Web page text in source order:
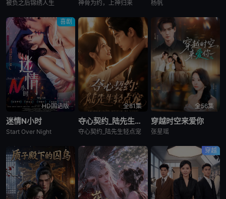
被负之后锦绣人生 神骨为约，上神归来 杨帆
喜剧
HD国语版
迷情N小时
Start Over Night
全81集
夺心契约_陆先生轻点宠
夺心契约_陆先生轻点宠
全56集
穿越时空来爱你
张星瑶
穿越